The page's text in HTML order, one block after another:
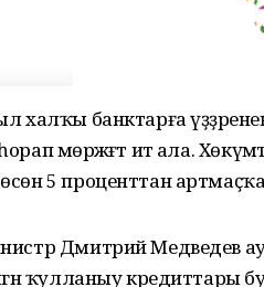
халҡы банктарға
мөрәжәғәт итә ала.
5 проценттан
Дмитрий Медведев
ҡулланыу кредиттары